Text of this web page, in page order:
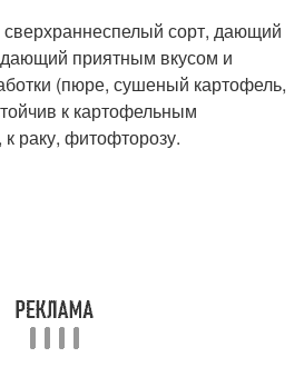
сорт, дающий
приятным вкусом и
(пюре, сушеный картофель,
к картофельным
раку, фитофторозу.